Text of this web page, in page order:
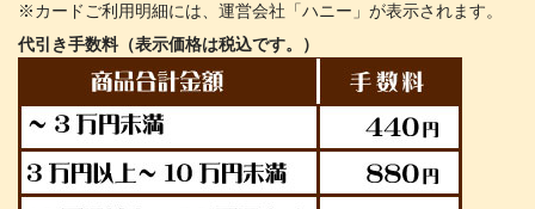
※カードご利用明細には、運営会社「ハニー」が表示されます。
代引き手数料（表示価格は税込です。）